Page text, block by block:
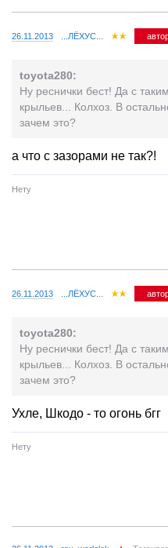
26.11.2013 ...ЛЁХУС...
toyota280:
Ну реснички бест! Да с
крыльев... Колхоз. В
зачем это?
а что с зазорами не так?!
Нету
26.11.2013 ...ЛЁХУС...
toyota280:
Ну реснички бест! Да с
крыльев... Колхоз. В
зачем это?
Ухле, Шкодо - то огонь бгг
Нету